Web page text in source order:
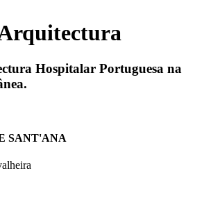
Hospitalar Portuguesa na
SANT'ANA